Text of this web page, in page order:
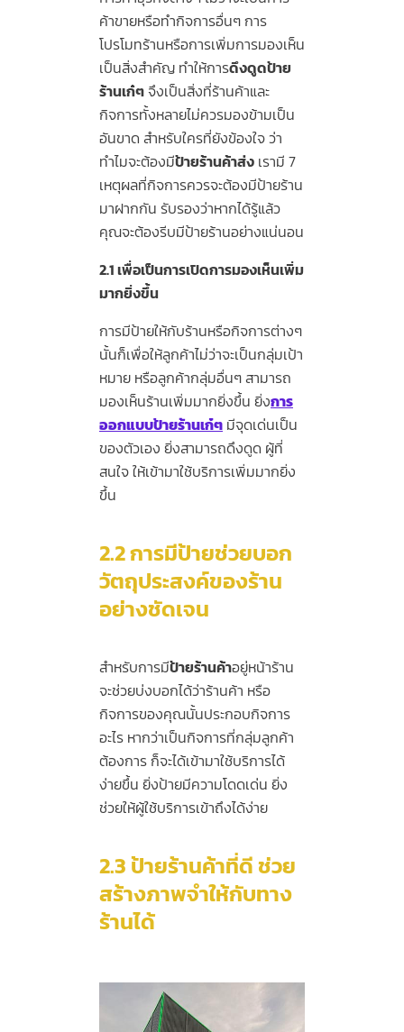
ค้าขายหรือทำกิจการอื่นๆ การ
โปรโมทร้านหรือการเพิ่มการมองเห็น
เป็นสิ่งสำคัญ ทำให้การดึงดูดป้าย
ร้านเก๋ๆจึงเป็นสิ่งที่ร้านค้าและ
กิจการทั้งหลายไม่ควรมองข้ามเป็น
อันขาด สำหรับใครที่ยังข้องใจ ว่า
ทำไมจะต้องมีป้ายร้านค้าส่ง เรามี 7
เหตุผลที่กิจการควรจะต้องมีป้ายร้าน
มาฝากกัน รับรองว่าหากได้รู้แล้ว
คุณจะต้องรีบมีป้ายร้านอย่างแน่นอน
2.1 เพื่อเป็นการเปิดการมองเห็นเพิ่ม
มากยิ่งขึ้น
การมีป้ายให้กับร้านหรือกิจการต่างๆ
นั้นก็เพื่อให้ลูกค้าไม่ว่าจะเป็นกลุ่มเป้า
หมาย หรือลูกค้ากลุ่มอื่นๆ สามารถ
มองเห็นร้านเพิ่มมากยิ่งขึ้น ยิ่งการ
ออกแบบป้ายร้านเก๋ๆ มีจุดเด่นเป็น
ของตัวเอง ยิ่งสามารถดึงดูด ผู้ที่
สนใจ ให้เข้ามาใช้บริการเพิ่มมากยิ่ง
ขึ้น
2.2การมีป้ายช่วยบอก
วัตถุประสงค์ของร้าน
อย่างชัดเจน
สำหรับการมีป้ายร้านค้าอยู่หน้าร้าน
จะช่วยบ่งบอกได้ว่าร้านค้า หรือ
กิจการของคุณนั้นประกอบกิจการ
อะไร หากว่าเป็นกิจการที่กลุ่มลูกค้า
ต้องการ ก็จะได้เข้ามาใช้บริการได้
ง่ายขึ้น ยิ่งป้ายมีความโดดเด่น ยิ่ง
ช่วยให้ผู้ใช้บริการเข้าถึงได้ง่าย
2.3ป้ายร้านค้าที่ดี ช่วย
สร้างภาพจำให้กับทาง
ร้านได้